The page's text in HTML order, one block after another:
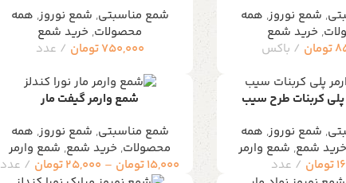
, شمع نوروز, همه
, خرید شمع
تومان باکس
شمع مناسبتی, شمع نوروز, همه
محصولات, خرید شمع
750,000تومان عدد
کربنات طرح سیب
, شمع نوروز, همه
خرید شمع, شمع وارمر
تومان عدد
شمع وارمر گیفت مار
شمع مناسبتی, شمع نوروز, همه
محصولات, خرید شمع, شمع وارمر
15,000تومان –
25,000تومان عدد